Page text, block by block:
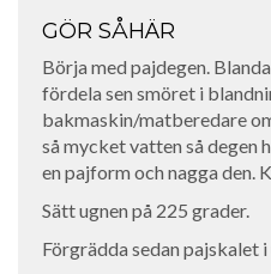
GÖR SÅHÄR
Börja med pajdegen.
fördela sen smöret i
bakmaskin/matberedare
så mycket vatten så degen
en pajform och nagga den.
Sätt ugnen på 225 grader.
Förgrädda sedan pajskalet i